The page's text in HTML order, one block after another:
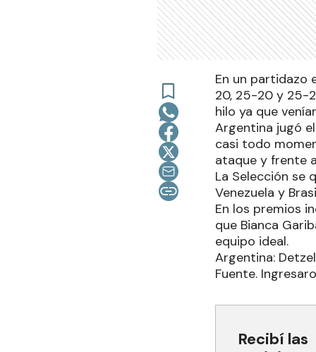
En un partidazo
20, 25-20 y 25-
hilo ya que
Argentina jugó
casi todo
ataque y frente
La Selección se
Venezuela y
En los premios
que Bianca
equipo ideal.
Argentina:
Fuente.
Recibí las